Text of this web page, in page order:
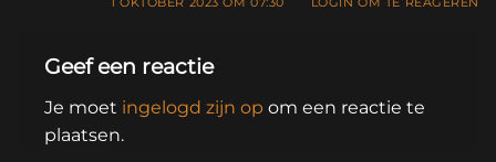
Geef een reactie
Je moet ingelogd zijn op om een reactie te
plaatsen.